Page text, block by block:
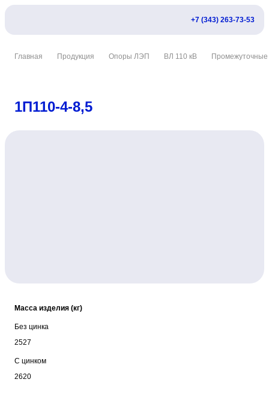
+7 (343) 263-73-53
Главная Продукция Опоры ЛЭП ВЛ 110 кВ Промежуточные
1П110-4-8,5
Масса изделия (кг)
Без цинка
2527
С цинком
2620